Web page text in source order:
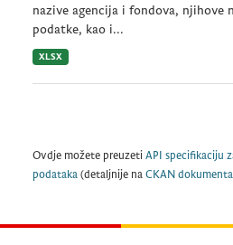
nazive agencija i fondova, njihove
podatke, kao i...
XLSX
Ovdje možete preuzeti API specifikaciju
podataka (detaljnije na CKAN